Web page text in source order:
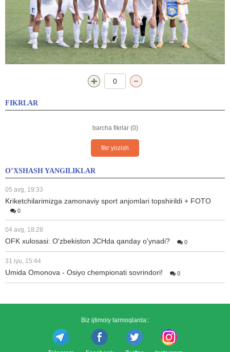
0
FIKRLAR
barcha fikrlar (0)
fikr yozish
O’XSHASH YANGILIKLAR
05 avg, 19:33
Kriketchilarimizga zamonaviy sport anjomlari topshirildi + FOTO
0
04 avg, 18:28
OFK xulosasi: O'zbekiston JCHda qanday o'ynadi? 0
31 iyu, 15:44
Umida Omonova - Osiyo chempionati sovrindori! 0
Biz ijtimoiy tarmoqlarda::